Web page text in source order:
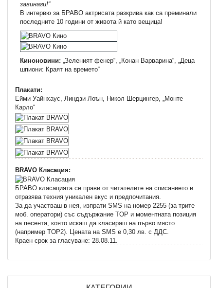
завинаги!“
В интервю за БРАВО актрисата разкрива как са преминали
последните 10 години от живота й като вещица!
Киноновини: „Зеленият фенер“, „Конан Варварина“, „Деца
шпиони: Краят на времето“
Плакати:
Ейми Уайнхаус, Линдзи Лоън, Никол Шерцингер, „Монте
Карло“
BRAVO Класация:
БРАВО класацията се прави от читателите на списанието и
отразява техния уникален вкус и предпочитания.
За да участваш в нея, изпрати SMS на номер 2255 (за трите
моб. оператори) със съдържание TOP и моментната позиция
на песента, която искаш да класираш на първо място
(например TOP2). Цената на SMS e 0,30 лв. с ДДС.
Краен срок за гласуване: 28.08.11.